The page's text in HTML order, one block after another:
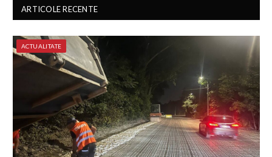
ARTICOLE RECENTE
ACTUALITATE